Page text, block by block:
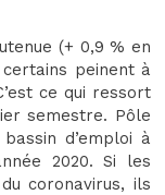
(+ 0,9 % en
peinent à
ce qui ressort
semestre. Pôle
d’emploi à
2020. Si les
coronavirus, ils